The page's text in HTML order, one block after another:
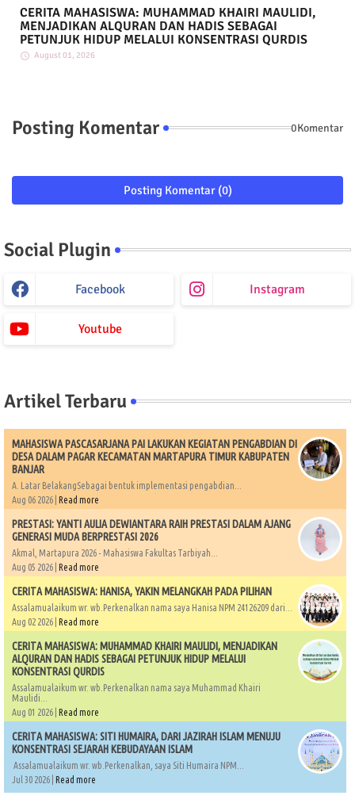
CERITA MAHASISWA: MUHAMMAD KHAIRI MAULIDI,
MENJADIKAN ALQURAN DAN HADIS SEBAGAI
PETUNJUK HIDUP MELALUI KONSENTRASI QURDIS
August 01, 2026
Posting Komentar 0Komentar
Posting Komentar (0)
Social Plugin
Facebook Instagram
Youtube
Artikel Terbaru
MAHASISWA PASCASARJANA PAI LAKUKAN KEGIATAN PENGABDIAN DI
DESA DALAM PAGAR KECAMATAN MARTAPURA TIMUR KABUPATEN
BANJAR
A. Latar BelakangSebagai bentuk implementasi pengabdian...
Aug 06 2026 | Read more
PRESTASI: YANTI AULIA DEWIANTARA RAIH PRESTASI DALAM AJANG
GENERASI MUDA BERPRESTASI 2026
Akmal, Martapura 2026 - Mahasiswa Fakultas Tarbiyah...
Aug 05 2026 | Read more
CERITA MAHASISWA: HANISA, YAKIN MELANGKAH PADA PILIHAN
Assalamualaikum wr. wb.Perkenalkan nama saya Hanisa NPM 24126209 dari...
Aug 02 2026 | Read more
CERITA MAHASISWA: MUHAMMAD KHAIRI MAULIDI, MENJADIKAN
ALQURAN DAN HADIS SEBAGAI PETUNJUK HIDUP MELALUI
KONSENTRASI QURDIS
Assalamualaikum wr. wb.Perkenalkan nama saya Muhammad Khairi
Maulidi...
Aug 01 2026 | Read more
CERITA MAHASISWA: SITI HUMAIRA, DARI JAZIRAH ISLAM MENUJU
KONSENTRASI SEJARAH KEBUDAYAAN ISLAM
Assalamualaikum wr. wb.Perkenalkan, saya Siti Humaira NPM...
Jul 30 2026 | Read more